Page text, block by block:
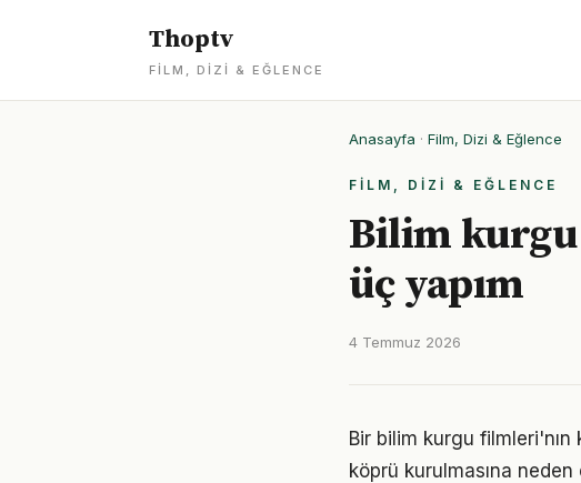
Thoptv
FILM, DIZI & EĞLENCE
Anasayfa · Film, Dizi & Eğlence
FILM, DIZI & EĞLENCE
Bilim
üç yapım
4 Temmuz 2026
Bir bilim kurgu filmleri'nın
köprü kurulmasına